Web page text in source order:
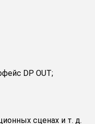
DP OUT;
сценах и т. д.